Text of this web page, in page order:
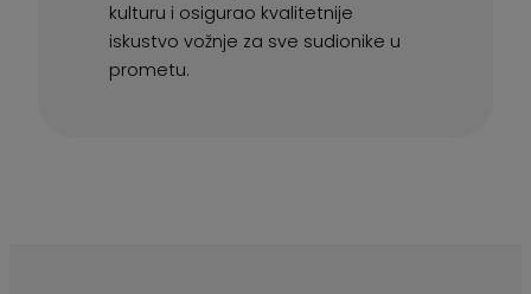
kulturu i osigurao kvalitetnije
iskustvo vožnje za sve sudionike u
prometu.